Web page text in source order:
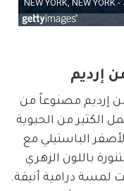
إرديم
إرديم مصنوعاً من
الكثير من الحيوية
الباستيلي مع
باللون الزهري
لمسة درامية أنيقة.